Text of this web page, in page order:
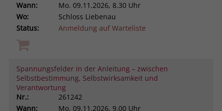
Wann:
Mo. 09.11.2026, 8.30 Uhr
Wo:
Schloss Liebenau
Status:
Anmeldung auf Warteliste
Spannungsfelder in der Anleitung – zwischen
Selbstbestimmung, Selbstwirksamkeit und
Verantwortung
Nr.:
261242
Wann:
Mo. 09.11.2026, 9.00 Uhr